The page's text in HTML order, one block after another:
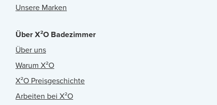
Unsere Marken
Über X²O Badezimmer
Über uns
Warum X²O
X²O Preisgeschichte
Arbeiten bei X²O